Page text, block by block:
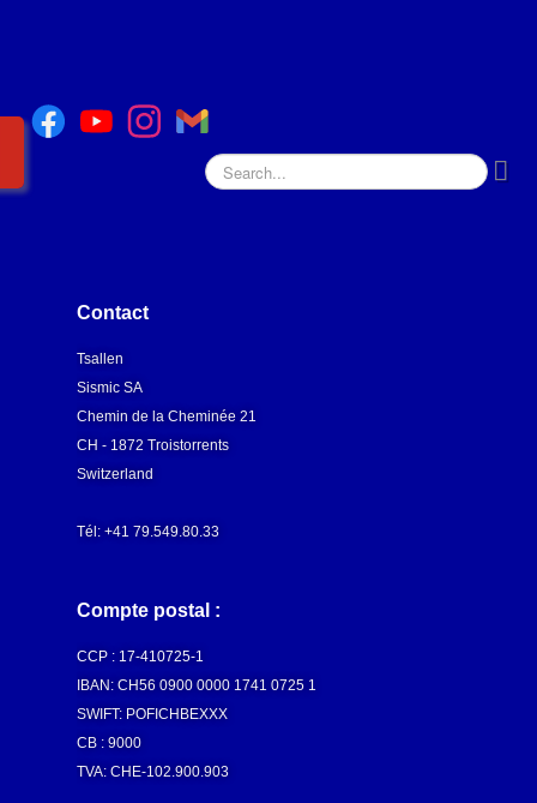
Contact
Tsallen
Sismic SA
Chemin de la Cheminée 21
CH - 1872 Troistorrents
Switzerland
Tél: +41 79.549.80.33
Compte postal :
CCP : 17-410725-1
IBAN: CH56 0900 0000 1741 0725 1
SWIFT: POFICHBEXXX
CB : 9000
TVA: CHE-102.900.903